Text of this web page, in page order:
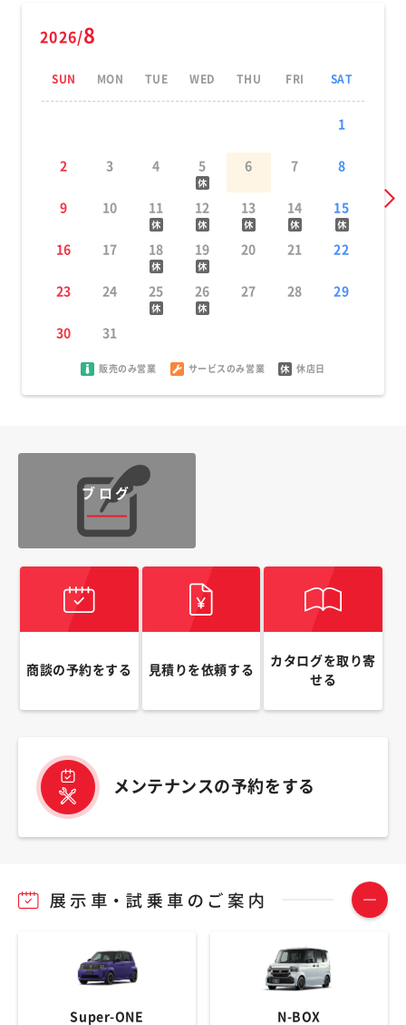
2026/8
SUN MON TUE WED THU FRI SAT
1
2 3 4 5 6 7 8
9 10 11 12 13 14 15
16 17 18 19 20 21 22
23 24 25 26 27 28 29
30 31
販売のみ営業 サービスのみ営業 休店日
ブログ
商談の予約をする 見積りを依頼する
カタログを取り寄
せる
メンテナンスの予約をする
Super-ONE N-BOX